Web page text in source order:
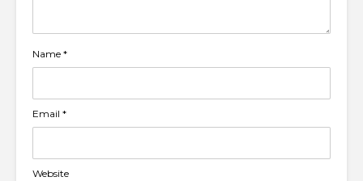
Name *
Email *
Website